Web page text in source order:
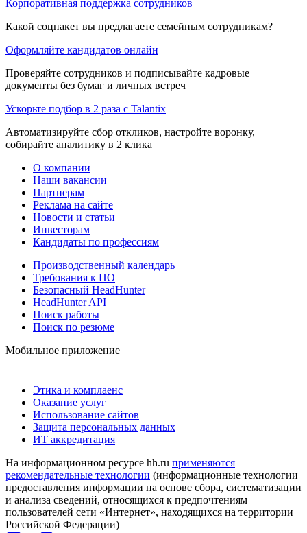
Корпоративная поддержка сотрудников
Какой соцпакет вы предлагаете семейным сотрудникам?
Оформляйте кандидатов онлайн
Проверяйте сотрудников и подписывайте кадровые
документы без бумаг и личных встреч
Ускорьте подбор в 2 раза с Talantix
Автоматизируйте сбор откликов, настройте воронку,
собирайте аналитику в 2 клика
О компании
Наши вакансии
Партнерам
Реклама на сайте
Новости и статьи
Инвесторам
Кандидаты по профессиям
Производственный календарь
Требования к ПО
Безопасный HeadHunter
HeadHunter API
Поиск работы
Поиск по резюме
Мобильное приложение
Этика и комплаенс
Оказание услуг
Использование сайтов
Защита персональных данных
ИТ аккредитация
На информационном ресурсе hh.ru применяются
рекомендательные технологии (информационные технологии
предоставления информации на основе сбора, систематизации
и анализа сведений, относящихся к предпочтениям
пользователей сети «Интернет», находящихся на территории
Российской Федерации)